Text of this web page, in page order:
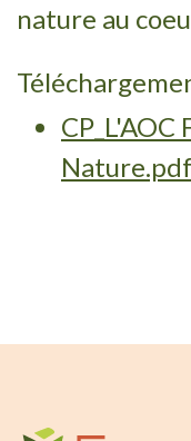
nature au
Nature.pdf